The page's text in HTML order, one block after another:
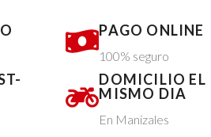
PAGO ONLINE
100% seguro
DOMICILIO EL
MISMO DIA
En Manizales